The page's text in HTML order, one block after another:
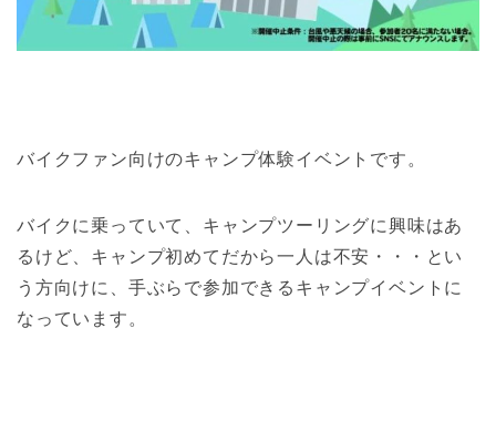
バイクファン向けのキャンプ体験イベントです。
バイクに乗っていて、キャンプツーリングに興味はあ
るけど、キャンプ初めてだから一人は不安・・・とい
う方向けに、手ぶらで参加できるキャンプイベントに
なっています。